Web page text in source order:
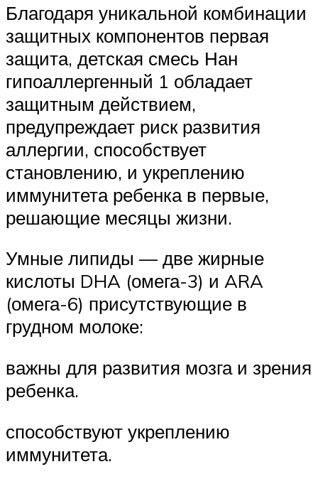
Благодаря уникальной комбинации
защитных компонентов первая
защита, детская смесь Нан
гипоаллергенный 1 обладает
защитным действием,
предупреждает риск развития
аллергии, способствует
становлению, и укреплению
иммунитета ребенка в первые,
решающие месяцы жизни.
Умные липиды — две жирные
кислоты DHA (омега-3) и ARA
(омега-6) присутствующие в
грудном молоке:
важны для развития мозга и зрения
ребенка.
способствуют укреплению
иммунитета.